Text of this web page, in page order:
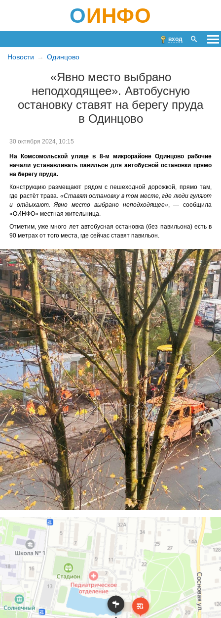
ОИНФО
вход
Новости Одинцово
«Явно место выбрано
неподходящее». Автобусную
остановку ставят на берегу пруда
в Одинцово
30 октября 2024, 10:15
На Комсомольской улице в 8-м микрорайоне Одинцово рабочие
начали устанавливать павильон для автобусной остановки прямо
на берегу пруда.
Конструкцию размещают рядом с пешеходной дорожкой, прямо там,
где растёт трава. «Ставят остановку в том месте, где люди гуляют
и отдыхают. Явно место выбрано неподходящее», — сообщила
«ОИНФО» местная жительница.
Отметим, уже много лет автобусная остановка (без павильона) есть в
90 метрах от того места, где сейчас ставят павильон.